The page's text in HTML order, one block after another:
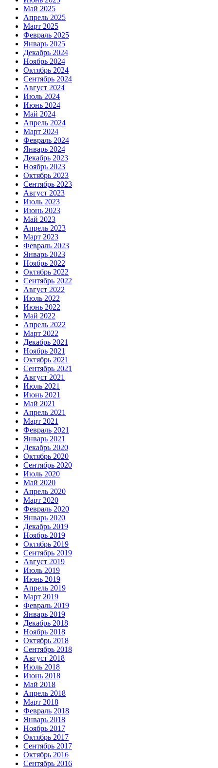
Май 2025
Апрель 2025
Март 2025
Февраль 2025
Январь 2025
Декабрь 2024
Ноябрь 2024
Октябрь 2024
Сентябрь 2024
Август 2024
Июль 2024
Июнь 2024
Май 2024
Апрель 2024
Март 2024
Февраль 2024
Январь 2024
Декабрь 2023
Ноябрь 2023
Октябрь 2023
Сентябрь 2023
Август 2023
Июль 2023
Июнь 2023
Май 2023
Апрель 2023
Март 2023
Февраль 2023
Январь 2023
Ноябрь 2022
Октябрь 2022
Сентябрь 2022
Август 2022
Июль 2022
Июнь 2022
Май 2022
Апрель 2022
Март 2022
Декабрь 2021
Ноябрь 2021
Октябрь 2021
Сентябрь 2021
Август 2021
Июль 2021
Июнь 2021
Май 2021
Апрель 2021
Март 2021
Февраль 2021
Январь 2021
Декабрь 2020
Октябрь 2020
Сентябрь 2020
Июль 2020
Май 2020
Апрель 2020
Март 2020
Февраль 2020
Январь 2020
Декабрь 2019
Ноябрь 2019
Октябрь 2019
Сентябрь 2019
Август 2019
Июль 2019
Июнь 2019
Апрель 2019
Март 2019
Февраль 2019
Январь 2019
Декабрь 2018
Ноябрь 2018
Октябрь 2018
Сентябрь 2018
Август 2018
Июль 2018
Июнь 2018
Май 2018
Апрель 2018
Март 2018
Февраль 2018
Январь 2018
Ноябрь 2017
Октябрь 2017
Сентябрь 2017
Октябрь 2016
Сентябрь 2016